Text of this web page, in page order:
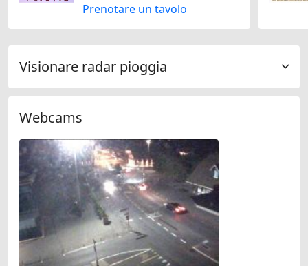
Prenotare un tavolo
Visionare radar pioggia
Webcams